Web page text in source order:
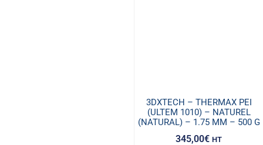
3DXTECH – THERMAX PEI
(ULTEM 1010) – NATUREL
(NATURAL) – 1.75 MM – 500 G
345,00€ HT